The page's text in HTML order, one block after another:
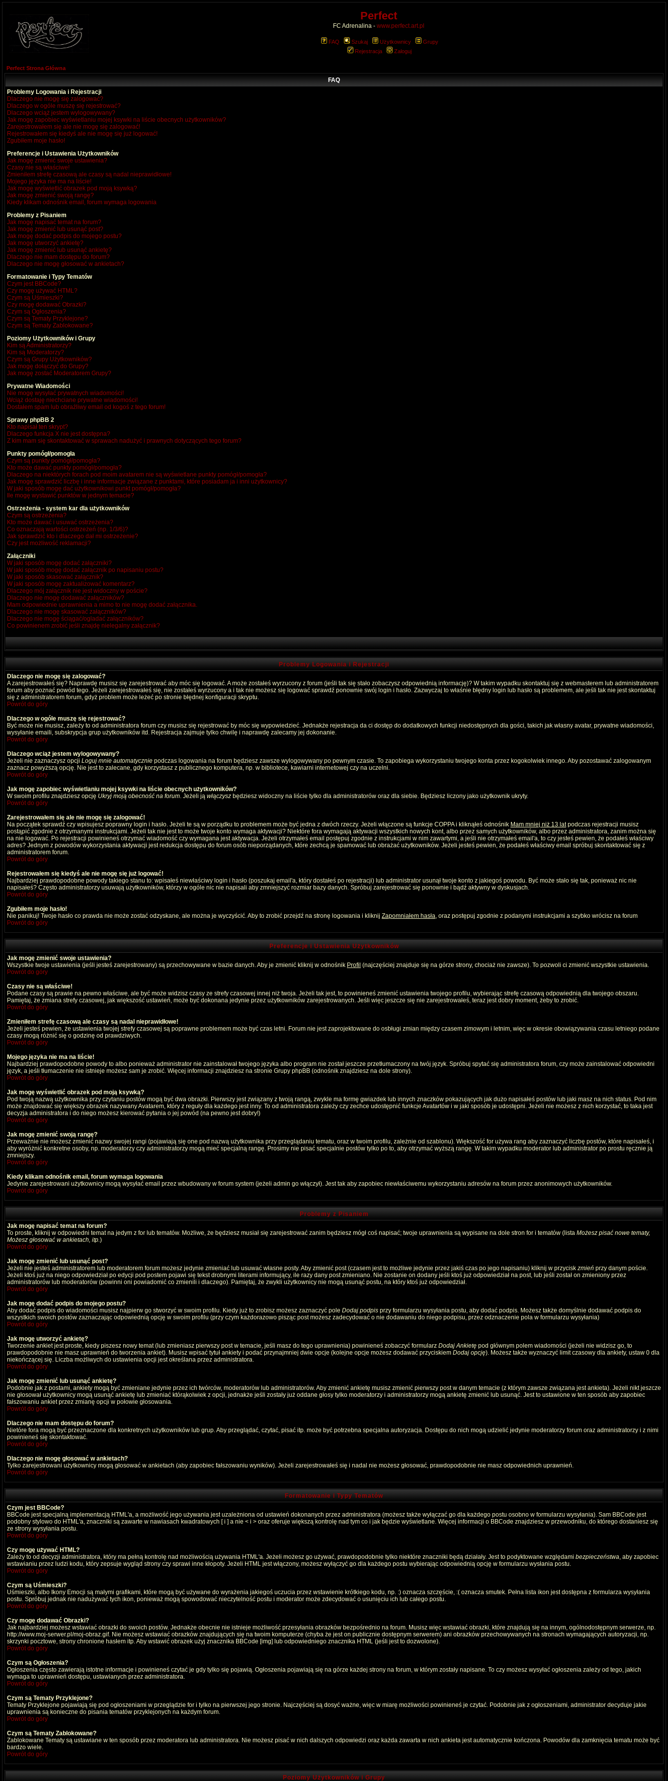
Perfect
FC Adrenalina - www.perfect.art.pl
FAQ Szukaj Użytkownicy
Grupy
Rejestracja
Zaloguj
Perfect Strona Główna
FAQ
Problemy Logowania i Rejestracji
Dlaczego nie mogę się zalogować?
Dlaczego w ogóle muszę się rejestrować?
Dlaczego wciąż jestem wylogowywany?
Jak mogę zapobiec wyświetlaniu mojej ksywki na liście obecnych użytkowników?
Zarejestrowałem się ale nie mogę się zalogować!
Rejestrowałem się kiedyś ale nie mogę się już logować!
Zgubiłem moje hasło!
Preferencje i Ustawienia Użytkowników
Jak mogę zmienić swoje ustawienia?
Czasy nie są właściwe!
Zmieniłem strefę czasową ale czasy są nadal nieprawidłowe!
Mojego języka nie ma na liście!
Jak mogę wyświetlić obrazek pod moją ksywką?
Jak mogę zmienić swoją rangę?
Kiedy klikam odnośnik email, forum wymaga logowania
Problemy z Pisaniem
Jak mogę napisać temat na forum?
Jak mogę zmienić lub usunąć post?
Jak mogę dodać podpis do mojego postu?
Jak mogę utworzyć ankietę?
Jak mogę zmienić lub usunąć ankietę?
Dlaczego nie mam dostępu do forum?
Dlaczego nie mogę głosować w ankietach?
Formatowanie i Typy Tematów
Czym jest BBCode?
Czy mogę używać HTML?
Czym są Uśmieszki?
Czy mogę dodawać Obrazki?
Czym są Ogłoszenia?
Czym są Tematy Przyklejone?
Czym są Tematy Zablokowane?
Poziomy Użytkowników i Grupy
Kim są Administratorzy?
Kim są Moderatorzy?
Czym są Grupy Użytkowników?
Jak mogę dołączyć do Grupy?
Jak mogę zostać Moderatorem Grupy?
Prywatne Wiadomości
Nie mogę wysyłać prywatnych wiadomości!
Wciąż dostaję niechciane prywatne wiadomości!
Dostałem spam lub obraźliwy email od kogoś z tego forum!
Sprawy phpBB 2
Kto napisał ten skrypt?
Dlaczego funkcja X nie jest dostępna?
Z kim mam się skontaktować w sprawach nadużyć i prawnych dotyczących tego forum?
Punkty pomógł/pomogła
Czym są punkty pomógł/pomogła?
Kto może dawać punkty pomógł/pomogła?
Dlaczego na niektórych forach pod moim avatarem nie są wyświetlane punkty pomógł/pomogła?
Jak mogę sprawdzić liczbę i inne informacje związane z punktami, które posiadam ja i inni użytkownicy?
W jaki sposób mogę dać użytkownikowi punkt pomógł/pomogła?
Ile mogę wystawić punktów w jednym temacie?
Ostrzeżenia - system kar dla użytkowników
Czym są ostrzeżenia?
Kto może dawać i usuwać ostrzeżenia?
Co oznaczają wartości ostrzeżeń (np. 1/3/6)?
Jak sprawdzić kto i dlaczego dał mi ostrzeżenie?
Czy jest możliwość reklamacji?
Załączniki
W jaki sposób mogę dodać załączniki?
W jaki sposób mogę dodać załącznik po napisaniu postu?
W jaki sposób skasować załącznik?
W jaki sposób mogę zaktualizować komentarz?
Dlaczego mój załącznik nie jest widoczny w poście?
Dlaczego nie mogę dodawać załączników?
Mam odpowiednie uprawnienia a mimo to nie mogę dodać załącznika.
Dlaczego nie mogę skasować załączników?
Dlaczego nie mogę ściągać/ogladać załączników?
Co powinienem zrobić jeśli znajdę nielegalny załącznik?
Problemy Logowania i Rejestracji
Dlaczego nie mogę się zalogować?
A zarejestrowałeś się? Naprawdę musisz się zarejestrować aby móc się logować. A może zostałeś wyrzucony z forum (jeśli tak się stało zobaczysz odpowiednią informację)? W takim wypadku skontaktuj się z webmasterem lub administratorem
forum aby poznać powód tego. Jeżeli zarejestrowałeś się, nie zostałeś wyrzucony a i tak nie możesz się logować sprawdź ponownie swój login i hasło. Zazwyczaj to właśnie błędny login lub hasło są problemem, ale jeśli tak nie jest skontaktuj
się z administratorem forum, gdyż problem może leżeć po stronie błędnej konfiguracji skryptu.
Powrót do góry
Dlaczego w ogóle muszę się rejestrować?
Być może nie musisz, zależy to od administratora forum czy musisz się rejestrować by móc się wypowiedzieć. Jednakże rejestracja da ci dostęp do dodatkowych funkcji niedostępnych dla gości, takich jak własny avatar, prywatne wiadomości,
wysyłanie emaili, subskrypcja grup użytkowników itd. Rejestracja zajmuje tylko chwilę i naprawdę zalecamy jej dokonanie.
Powrót do góry
Dlaczego wciąż jestem wylogowywany?
Jeżeli nie zaznaczysz opcji Loguj mnie automatycznie podczas logowania na forum będziesz zawsze wylogowywany po pewnym czasie. To zapobiega wykorzystaniu twojego konta przez kogokolwiek innego. Aby pozostawać zalogowanym
zaznacz powyższą opcję. Nie jest to zalecane, gdy korzystasz z publicznego komputera, np. w bibliotece, kawiarni internetowej czy na uczelni.
Powrót do góry
Jak mogę zapobiec wyświetlaniu mojej ksywki na liście obecnych użytkowników?
W swoim profilu znajdziesz opcję Ukryj moją obecność na forum. Jeżeli ją włączysz będziesz widoczny na liście tylko dla administratorów oraz dla siebie. Będziesz liczony jako użytkownik ukryty.
Powrót do góry
Zarejestrowałem się ale nie mogę się zalogować!
Na początek sprawdź czy wpisujesz poprawny login i hasło. Jeżeli te są w porządku to problemem może być jedna z dwóch rzeczy. Jeżeli włączone są funkcje COPPA i kliknąłeś odnośnik Mam mniej niż 13 latpodczas rejestracji musisz
postąpić zgodnie z otrzymanymi instrukcjami. Jeżeli tak nie jest to może twoje konto wymaga aktywacji? Niektóre fora wymagają aktywacji wszystkich nowych kont, albo przez samych użytkowników, albo przez administratora, zanim można się
na nie logować. Po rejestracji powinieneś otrzymać wiadomość czy wymagana jest aktywacja. Jeżeli otrzymałeś email postępuj zgodnie z instrukcjami w nim zawartymi, a jeśli nie otrzymałeś email'a, to czy jesteś pewien, że podałeś właściwy
adres? Jednym z powodów wykorzystania aktywacji jest redukcja dostępu do forum osób nieporządanych, które zechcą je spamować lub obrażać użytkowników. Jeżeli jesteś pewien, że podałeś właściwy email spróbuj skontaktować się z
administratorem forum.
Powrót do góry
Rejestrowałem się kiedyś ale nie mogę się już logować!
Najbardziej prawdopodobne powody takiego stanu to: wpisałeś niewłaściwy login i hasło (poszukaj email'a, który dostałeś po rejestracji) lub administrator usunął twoje konto z jakiegoś powodu. Być może stało się tak, ponieważ nic nie
napisałeś? Często administratorzy usuwają użytkowników, którzy w ogóle nic nie napisali aby zmniejszyć rozmiar bazy danych. Spróbuj zarejestrować się ponownie i bądź aktywny w dyskusjach.
Powrót do góry
Zgubiłem moje hasło!
Nie panikuj! Twoje hasło co prawda nie może zostać odzyskane, ale można je wyczyścić. Aby to zrobić przejdź na stronę logowania i kliknij Zapomniałem hasła, oraz postępuj zgodnie z podanymi instrukcjami a szybko wrócisz na forum
Powrót do góry
Preferencje i Ustawienia Użytkowników
Jak mogę zmienić swoje ustawienia?
Wszystkie twoje ustawienia (jeśli jesteś zarejestrowany) są przechowywane w bazie danych. Aby je zmienić kliknij w odnośnik Profil (najczęściej znajduje się na górze strony, chociaż nie zawsze). To pozwoli ci zmienić wszystkie ustawienia.
Powrót do góry
Czasy nie są właściwe!
Podane czasy są prawie na pewno właściwe, ale być może widzisz czasy ze strefy czasowej innej niż twoja. Jeżeli tak jest, to powinieneś zmienić ustawienia twojego profilu, wybierając strefę czasową odpowiednią dla twojego obszaru.
Pamiętaj, że zmiana strefy czasowej, jak większość ustawień, może być dokonana jedynie przez użytkowników zarejestrowanych. Jeśli więc jeszcze się nie zarejestrowałeś, teraz jest dobry moment, żeby to zrobić.
Powrót do góry
Zmieniłem strefę czasową ale czasy są nadal nieprawidłowe!
Jeżeli jesteś pewien, że ustawienia twojej strefy czasowej są poprawne problemem może być czas letni. Forum nie jest zaprojektowane do osbługi zmian między czasem zimowym i letnim, więc w okresie obowiązywania czasu letniego podane
czasy mogą różnić się o godzinę od prawdziwych.
Powrót do góry
Mojego języka nie ma na liście!
Najbardziej prawdopodobne powody to albo ponieważ administrator nie zainstalował twojego języka albo program nie został jeszcze przetłumaczony na twój język. Spróbuj spytać się administratora forum, czy może zainstalować odpowiedni
język, a jeśli tłumaczenie nie istnieje możesz sam je zrobić. Więcej informacji znajdziesz na stronie Grupy phpBB (odnośnik znajdziesz na dole strony).
Powrót do góry
Jak mogę wyświetlić obrazek pod moją ksywką?
Pod twoją nazwą użytkownika przy czytaniu postów mogą być dwa obrazki. Pierwszy jest związany z twoją rangą, zwykle ma formę gwiazdek lub innych znaczków pokazujących jak dużo napisałeś postów lub jaki masz na nich status. Pod nim
może znajdować się większy obrazek nazywany Avatarem, który z reguły dla każdego jest inny. To od administratora zależy czy zechce udostępnić funkcje Avatartów i w jaki sposób je udostępni. Jeżeli nie możesz z nich korzystać, to taka jest
decyzja administratora i do niego możesz kierować pytania o jej powód (na pewno jest dobry!)
Powrót do góry
Jak mogę zmienić swoją rangę?
Przeważnie nie możesz zmienić nazwy swojej rangi (pojawiają się one pod nazwą użytkownika przy przeglądaniu tematu, oraz w twoim profilu, zależnie od szablonu). Większość for używa rang aby zaznaczyć liczbę postów, które napisałeś, i
aby wyróżnić konkretne osoby, np. moderatorzy czy administratorzy mogą mieć specjalną rangę. Prosimy nie pisać specjalnie postów tylko po to, aby otrzymać wyższą rangę. W takim wypadku moderator lub administrator po prostu ręcznie ją
zmniejszy.
Powrót do góry
Kiedy klikam odnośnik email, forum wymaga logowania
Jedynie zarejestrowani użytkownicy mogą wysyłać email przez wbudowany w forum system (jeżeli admin go włączył). Jest tak aby zapobiec niewłaściwemu wykorzystaniu adresów na forum przez anonimowych użytkowników.
Powrót do góry
Problemy z Pisaniem
Jak mogę napisać temat na forum?
To proste, kliknij w odpowiedni temat na jedym z for lub tematów. Możliwe, że będziesz musiał się zarejestrować zanim będziesz mógł coś napisać; twoje uprawnienia są wypisane na dole stron for i tematów (lista Możesz pisać nowe tematy,
Możesz głosować w ankietach, itp.)
Powrót do góry
Jak mogę zmienić lub usunąć post?
Jeżeli nie jesteś administratorem lub moderatorem forum możesz jedynie zmieniać lub usuwać własne posty. Aby zmienić post (czasem jest to możliwe jedynie przez jakiś czas po jego napisaniu) kliknij w przycisk zmień przy danym poście.
Jeżeli ktoś już na niego odpowiedział po edycji pod postem pojawi się tekst drobnymi literami informujący, ile razy dany post zmieniano. Nie zostanie on dodany jeśli ktoś już odpowiedział na post, lub jeśli został on zmieniony przez
administratorów lub moderatorów (powinni oni powiadomić co zmienili i dlaczego). Pamiętaj, że zwykli użytkownicy nie mogą usunąć postu, na który ktoś już odpowiedział.
Powrót do góry
Jak mogę dodać podpis do mojego postu?
Aby dodać podpis do wiadomości musisz najpierw go stworzyć w swoim profilu. Kiedy już to zrobisz możesz zaznaczyć pole Dodaj podpis przy formularzu wysyłania postu, aby dodać podpis. Możesz także domyślnie dodawać podpis do
wszystkich swoich postów zaznaczając odpowiednią opcję w swoim profilu (przy czym każdorazowo pisząc post możesz zadecydować o nie dodawaniu do niego podpisu, przez odznaczenie pola w formularzu wysyłania)
Powrót do góry
Jak mogę utworzyć ankietę?
Tworzenie ankiet jest proste, kiedy piszesz nowy temat (lub zmieniasz pierwszy post w temacie, jeśli masz do tego uprawnienia) powinieneś zobaczyć formularz Dodaj Ankietę pod głównym polem wiadomości (jeżeli nie widzisz go, to
prawdopodobnie nie masz uprawnień do tworzenia ankiet). Musisz wpisać tytuł ankiety i podać przynajmniej dwie opcje (kolejne opcje możesz dodawać przyciskiem Dodaj opcję). Możesz także wyznaczyć limit czasowy dla ankiety, ustaw 0 dla
niekończącej się. Liczba możliwych do ustawienia opcji jest określana przez administratora.
Powrót do góry
Jak mogę zmienić lub usunąć ankietę?
Podobnie jak z postami, ankiety mogą być zmieniane jedynie przez ich twórców, moderatorów lub administratorów. Aby zmienić ankietę musisz zmienić pierwszy post w danym temacie (z którym zawsze związana jest ankieta). Jeżeli nikt jeszcze
nie głosował użytkownicy mogą usunąć ankietę lub zmieniać którąkolwiek z opcji, jednakże jeśli zostały już oddane głosy tylko moderatorzy i administratorzy mogą ankietę zmienić lub usunąć. Jest to ustawione w ten sposób aby zapobiec
fałszowaniu ankiet przez zmianę opcji w połowie głosowania.
Powrót do góry
Dlaczego nie mam dostępu do forum?
Nietóre fora mogą być przeznaczone dla konkretnych użytkowników lub grup. Aby przeglądać, czytać, pisać itp. może być potrzebna specjalna autoryzacja. Dostępu do nich mogą udzielić jedynie moderatorzy forum oraz administratorzy i z nimi
powinieneś się skontaktować.
Powrót do góry
Dlaczego nie mogę głosować w ankietach?
Tylko zarejestrowani użytkownicy mogą głosować w ankietach (aby zapobiec fałszowaniu wyników). Jeżeli zarejestrowałeś się i nadal nie możesz głosować, prawdopodobnie nie masz odpowiednich uprawnień.
Powrót do góry
Formatowanie i Typy Tematów
Czym jest BBCode?
BBCode jest specjalną implementacją HTML'a, a możliwość jego używania jest uzależniona od ustawień dokonanych przez administratora (możesz także wyłączać go dla każdego postu osobno w formularzu wysyłania). Sam BBCode jest
podobny stylowo do HTML'a, znaczniki są zawarte w nawiasach kwadratowych [ i ] a nie < i > oraz oferuje większą kontrolę nad tym co i jak będzie wyświetlane. Więcej informacji o BBCode znajdziesz w przewodniku, do którego dostaniesz się
ze strony wysyłania postu.
Powrót do góry
Czy mogę używać HTML?
Zależy to od decyzji administratora, który ma pełną kontrolę nad możliwością używania HTML'a. Jeżeli możesz go używać, prawdopodobnie tylko niektóre znaczniki będą działały. Jest to podyktowane względami bezpieczeństwa, aby zapobiec
wstawianiu przez ludzi kodu, który zepsuje wygląd strony czy sprawi inne kłopoty. Jeżeli HTML jest włączony, możesz wyłączyć go dla każdego postu wybierając odpowiednią opcję w formularzu wysłania postu.
Powrót do góry
Czym są Uśmieszki?
Uśmieszki, albo Ikony Emocji są małymi grafikami, które mogą być używane do wyrażenia jakiegoś uczucia przez wstawienie krótkiego kodu, np. :) oznacza szczęście, :( oznacza smutek. Pełna lista ikon jest dostępna z formularza wysyłania
postu. Spróbuj jednak nie nadużywać tych ikon, ponieważ mogą spowodować nieczytelność postu i moderator może zdecydować o usunięciu ich lub całego postu.
Powrót do góry
Czy mogę dodawać Obrazki?
Jak najbardziej możesz wstawiać obrazki do swoich postów. Jednakże obecnie nie istnieje możliwość przesyłania obrazków bezpośrednio na forum. Musisz więc wstawiać obrazki, które znajdują się na innym, ogólnodostępnym serwerze, np.
http://www.moj-serwer.pl/moj-obraz.gif. Nie możesz wstawiać obrazków znajdujących się na twoim komputerze (chyba że jest on publicznie dostępnym serwerem) ani obrazków przechowywanych na stronach wymagających autoryzacji, np.
skrzynki pocztowe, strony chronione hasłem itp. Aby wstawić obrazek użyj znacznika BBCode [img] lub odpowiedniego znacznika HTML (jeśli jest to dozwolone).
Powrót do góry
Czym są Ogłoszenia?
Ogłoszenia często zawierają istotne informacje i powinieneś czytać je gdy tylko się pojawią. Ogłoszenia pojawiają się na górze każdej strony na forum, w którym zostały napisane. To czy możesz wysyłać ogłoszenia zależy od tego, jakich
wymaga to uprawnień dostępu, ustawianych przez administratora.
Powrót do góry
Czym są Tematy Przyklejone?
Tematy Przyklejone pojawiają się pod ogłoszeniami w przeglądzie for i tylko na pierwszej jego stronie. Najczęściej są dosyć ważne, więc w miarę możliwości powinieneś je czytać. Podobnie jak z ogłoszeniami, administrator decyduje jakie
uprawnienia są konieczne do pisania tematów przyklejonych na każdym forum.
Powrót do góry
Czym są Tematy Zablokowane?
Zablokowane Tematy są ustawiane w ten sposób przez moderatora lub administratora. Nie możesz pisać w nich dalszych odpowiedzi oraz każda zawarta w nich ankieta jest automatycznie kończona. Powodów dla zamknięcia tematu może być
bardzo wiele.
Powrót do góry
Poziomy Użytkowników i Grupy